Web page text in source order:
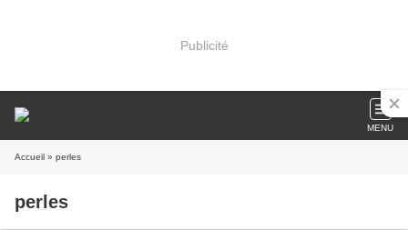
Publicité
MENU
Accueil » perles
perles